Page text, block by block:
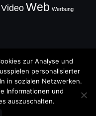
Video Web Werbung
zur Analyse und
personalisierter
in sozialen Netzwerken.
Informationen und
auszuschalten.